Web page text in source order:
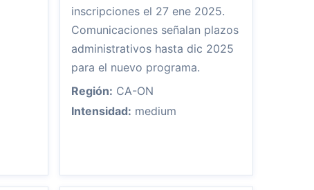
inscripciones el 27 ene 2025.
Comunicaciones señalan plazos
administrativos hasta dic 2025
para el nuevo programa.
Región: CA-ON
Intensidad: medium